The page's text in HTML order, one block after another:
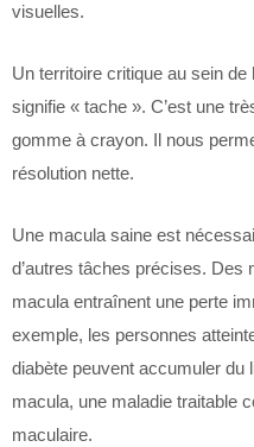
visuelles.
Un territoire critique au sein
signifie « tache ». C’est une
gomme à crayon. Il nous
résolution nette.
Une macula saine est
d’autres tâches précises. Des
macula entraînent une perte
exemple, les personnes
diabète peuvent accumuler du
macula, une maladie traitable
maculaire.